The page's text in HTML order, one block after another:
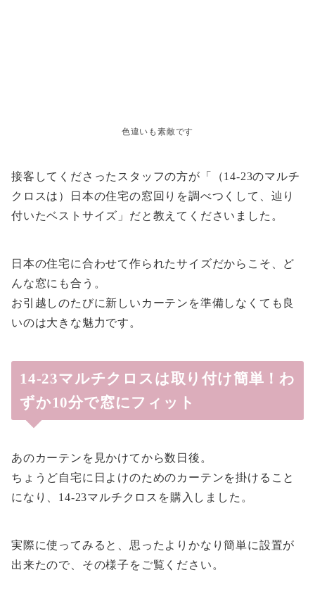
色違いも素敵です
接客してくださったスタッフの方が「（14-23のマルチ
クロスは）日本の住宅の窓回りを調べつくして、辿り
付いたベストサイズ」だと教えてくださいました。
日本の住宅に合わせて作られたサイズだからこそ、ど
んな窓にも合う。
お引越しのたびに新しいカーテンを準備しなくても良
いのは大きな魅力です。
14-23マルチクロスは取り付け簡単！わ
ずか10分で窓にフィット
あのカーテンを見かけてから数日後。
ちょうど自宅に日よけのためのカーテンを掛けること
になり、14-23マルチクロスを購入しました。
実際に使ってみると、思ったよりかなり簡単に設置が
出来たので、その様子をご覧ください。